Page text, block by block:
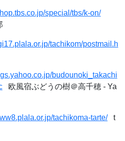
special/tbs/k-on/
tachikom/postmail.h
budounoki_takachi
欧風宿ぶどうの樹＠高千穂 - Ya
tachikoma-tarte/t